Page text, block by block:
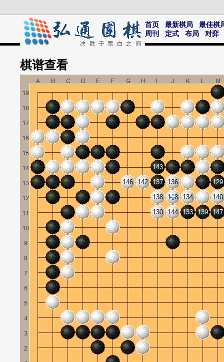
首页 最新棋局
最佳棋
周刊
定式 布局 对弈
棋谱查看
129
130 133
134
136
137
138
139
140
142
143
144
146
147
148